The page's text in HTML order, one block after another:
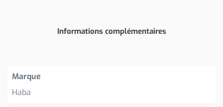
Informations complémentaires
Marque
Haba